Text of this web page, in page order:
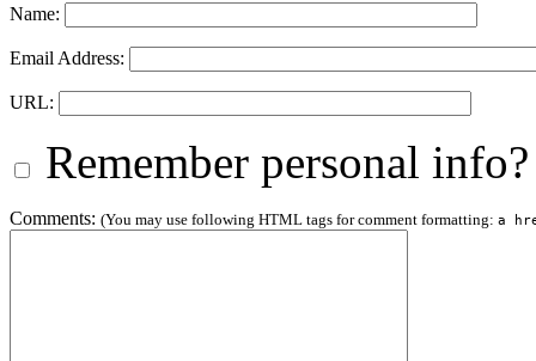
Name:
Email Address:
URL:
Remember personal info?
Comments: (You may use following HTML tags for comment formatting: a